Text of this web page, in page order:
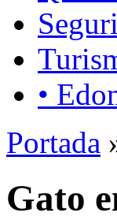
•
Portada
Gato